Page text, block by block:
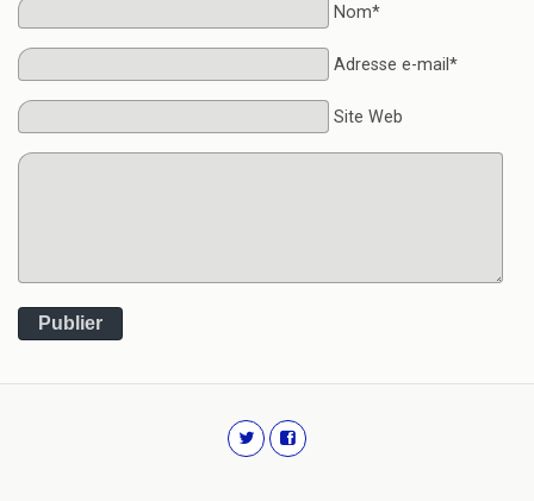
Nom*
Adresse e-mail*
Site Web
Publier